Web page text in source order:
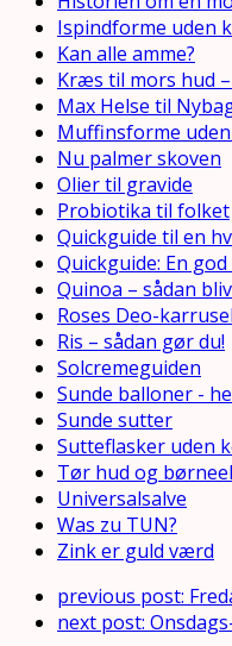
Ispindforme uden
Kan alle amme?
Kræs til mors hud
Max Helse til
Muffinsforme
Nu palmer skoven
Olier til gravide
Probiotika til folket
Quickguide til en
Quickguide: En
Quinoa – sådan
Roses Deo-karrusel
Ris – sådan gør du!
Solcremeguiden
Sunde balloner -
Sunde sutter
Sutteflasker uden
Tør hud og
Universalsalve
Was zu TUN?
Zink er guld værd
previous post:
next post: